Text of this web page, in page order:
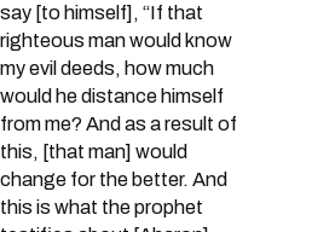
say [to himself], “If that
righteous man would know
my evil deeds, how much
would he distance himself
from me? And as a result of
this, [that man] would
change for the better. And
this is what the prophet